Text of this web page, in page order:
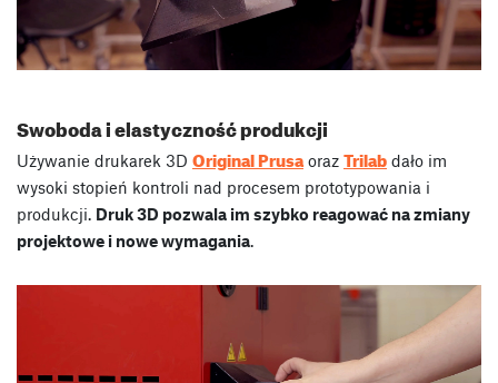
Swoboda i elastyczność produkcji
Używanie drukarek 3D Original Prusaoraz Trilab dało im
wysoki stopień kontroli nad procesem prototypowania i
produkcji. Druk 3D pozwala im szybko reagować na zmiany
projektowe i nowe wymagania.